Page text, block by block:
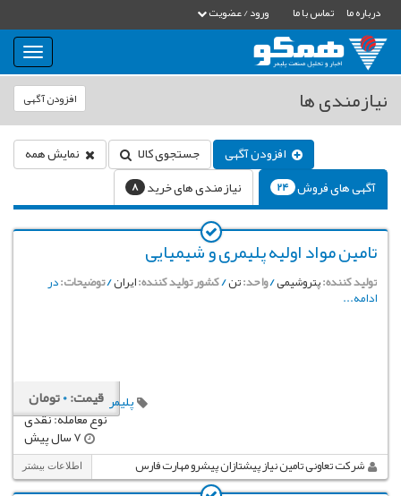
درباره ما تماس با ما ورود / عضویت
بار
و
بسته
نمودنافزودن آگهی نیازمندی ها
افزودن آگهی جستجوی کالا
نمایش همه
آگهی های فروش 24 نیازمندی های خرید 8
تامین مواد اولیه پلیمری و شیمیایی
تولید کننده:پتروشیمی/واحد:تن/کشور تولید کننده:ایران/توضیحات:در
ادامه...
قیمت:0تومان پلیمر
نوع معامله: نقدی
شرکت تعاونی تامین نیاز پیشتازان پیشرو مهارت فارس اطلاعات بیشتر